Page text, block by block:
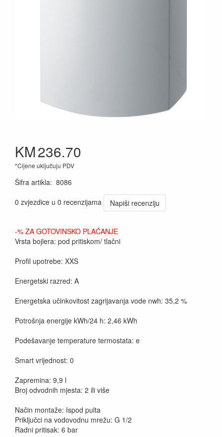
KM236.70
*Cijene uključuju PDV
Šifra artikla: 8086
0 zvjezdice u 0 recenzijama
Napiši recenziju
-% ZA GOTOVINSKO PLAĆANJE
Vrsta bojlera: pod pritiskom/ tlačni
Profil upotrebe: XXS
Energetski razred: A
Energetska učinkovitost zagrijavanja vode nwh: 35,2 %
Potrošnja energije kWh/24 h: 2,46 kWh
Podešavanje temperature termostata: e
Smart vrijednost: 0
Zapremina: 9,9 l
Broj odvodnih mjesta: 2 ili više
Način montaže: Ispod pulta
Priključci na vodovodnu mrežu: G 1/2
Radni pritisak: 6 bar